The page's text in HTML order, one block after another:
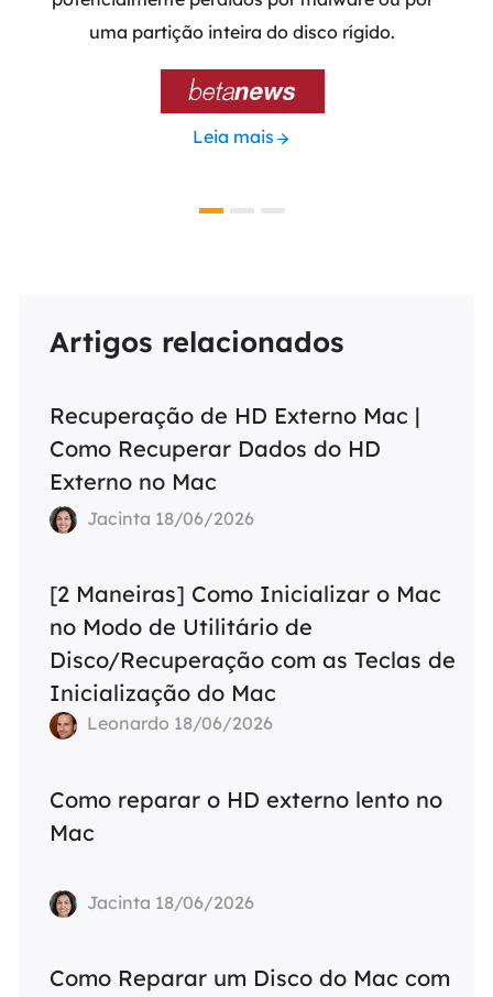
uma partição inteira do disco rígido.

Leia mais
Artigos relacionados
Recuperação de HD Externo Mac |
Como Recuperar Dados do HD
Externo no Mac
Jacinta 18/06/2026
[2 Maneiras] Como Inicializar o Mac
no Modo de Utilitário de
Disco/Recuperação com as Teclas de
Inicialização do Mac
Leonardo 18/06/2026
Como reparar o HD externo lento no
Mac
Jacinta 18/06/2026
Como Reparar um Disco do Mac com